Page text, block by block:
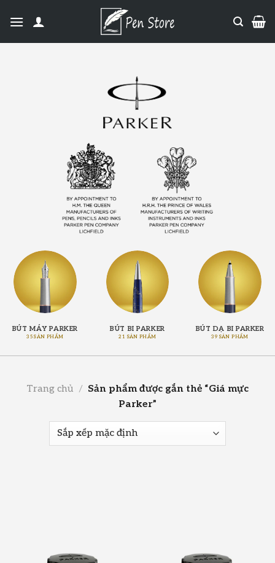
BÚT MÁY PARKER
35 SẢN PHẨM
BÚT BI PARKER
21 SẢN PHẨM
BÚT DẠ BI PARKER
39 SẢN PHẨM
Trang chủ / Sản phẩm được gắn thẻ “Giá mực
Parker”